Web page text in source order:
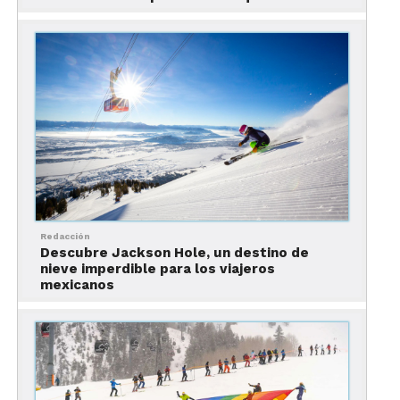
Tip: Evita ir a Aspen al principio de la temporada, ya
que puede haber poca nieve y el terreno puede ser
rocoso.
Jackson Hole, Wyoming
Otro imperdible en las listas de los mejores
destinos para esquiar en Estados Unidos,Jackson
Redacción
Descubre Jackson Hole, un destino de
nieve imperdible para los viajeros
mexicanos